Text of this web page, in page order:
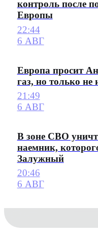
контроль после
Европы
22:44
6 АВГ
Европа просит
газ, но только не
21:49
6 АВГ
В зоне СВО
наемник,
Залужный
20:46
6 АВГ